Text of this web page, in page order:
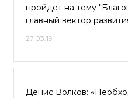
пройдет на тему
главный вектор
27.03.19
Денис Волков: